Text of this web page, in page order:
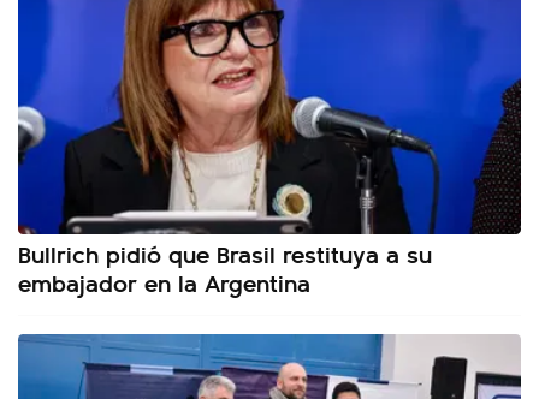
Bullrich pidió que Brasil restituya a su
embajador en la Argentina